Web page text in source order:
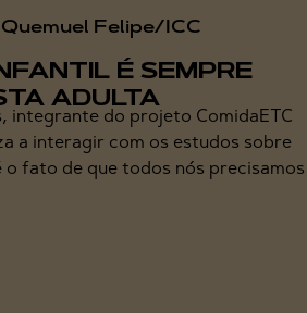
É SEMPRE
ADULTA
integrante do projeto ComidaETC
a interagir com os estudos sobre
o fato de que todos nós precisamos